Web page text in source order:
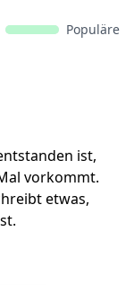
Populäre
ist,
vorkommt.
etwas,